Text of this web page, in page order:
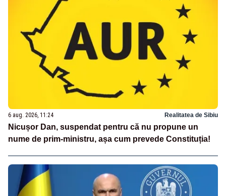
6 aug. 2026, 11:24 Realitatea de Sibiu
Nicușor Dan, suspendat pentru că nu propune un
nume de prim-ministru, așa cum prevede Constituția!